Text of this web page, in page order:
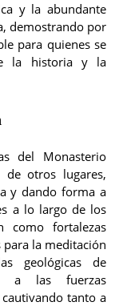
y la abundante
demostrando por
para quienes se
la historia y la
del Monasterio
de otros lugares,
y dando forma a
a lo largo de los
como fortalezas
la meditación
geológicas de
a las fuerzas
tanto a